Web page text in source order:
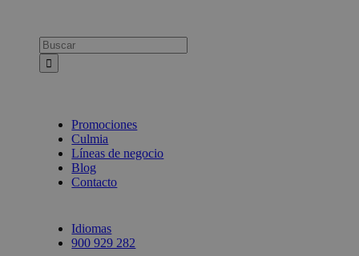
Busca:
Promociones
Culmia
Líneas de negocio
Blog
Contacto
Idiomas
900 929 282